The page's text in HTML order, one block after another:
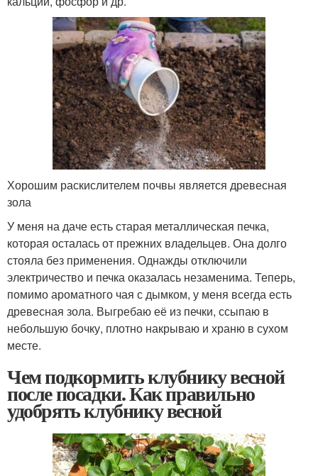
Хорошим раскислителем почвы является древесная
зола
У меня на даче есть старая металлическая печка,
которая осталась от прежних владельцев. Она долго
стояла без применения. Однажды отключили
электричество и печка оказалась незаменима. Теперь,
помимо ароматного чая с дымком, у меня всегда есть
древесная зола. Выгребаю её из печки, ссыпаю в
небольшую бочку, плотно накрываю и храню в сухом
месте.
Чем подкормить клубнику весной
после посадки. Как правильно
удобрять клубнику весной